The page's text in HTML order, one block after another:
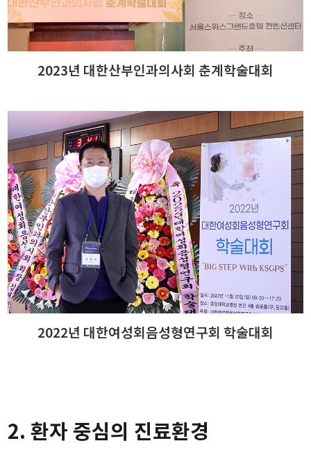
2023년 대한산부인과의사회 춘계학술대회
2022년 대한여성회음성형연구회 학술대회
2. 환자 중심의 진료환경